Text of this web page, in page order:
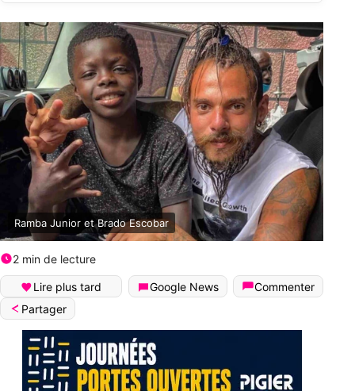
Ramba Junior et Brado Escobar
2 min de lecture
Lire plus tard Google News
Commenter
Partager